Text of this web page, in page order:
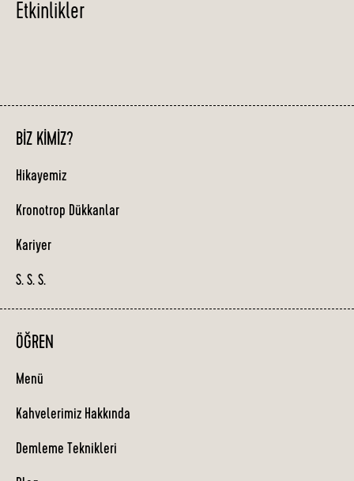
Etkinlikler
BIZ KIMIZ?
Hikayemiz
Kronotrop Dükkanlar
Kariyer
S. S. S.
ÖĞREN
Menü
Kahvelerimiz Hakkında
Demleme Teknikleri